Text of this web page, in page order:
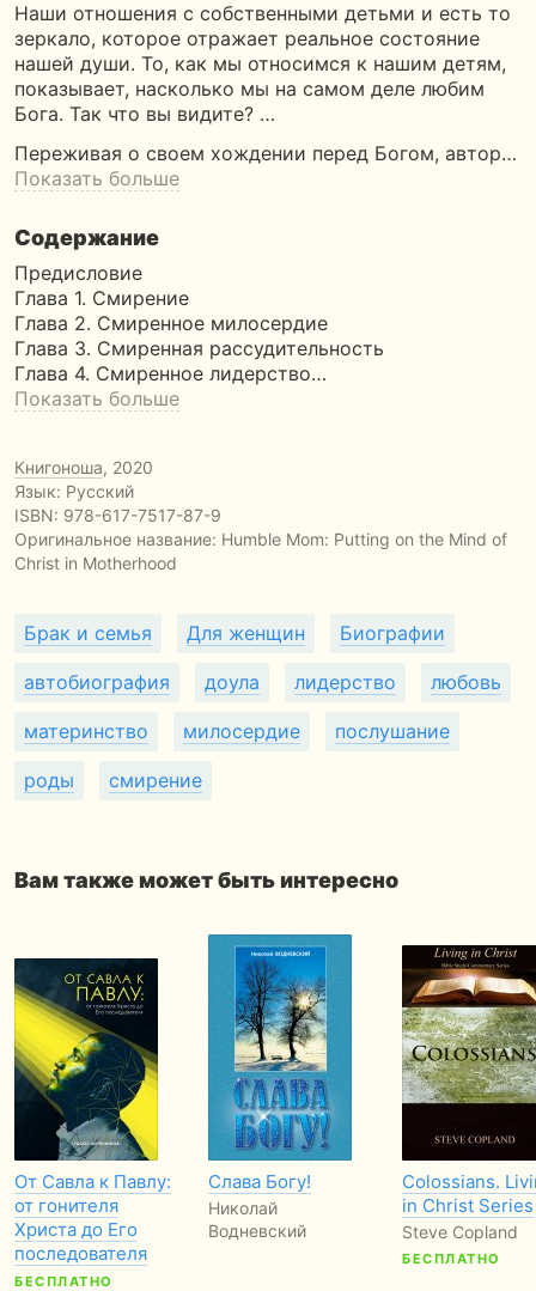
Наши отношения с собственными детьми и есть то
зеркало, которое отражает реальное состояние
нашей души. То, как мы относимся к нашим детям,
показывает, насколько мы на самом деле любим
Бога. Так что вы видите? …
Переживая о своем хождении перед Богом, автор…
Показать больше
Содержание
Предисловие
Глава 1. Смирение
Глава 2. Смиренное милосердие
Глава 3. Смиренная рассудительность
Глава 4. Смиренное лидерство…
Показать больше
Книгоноша, 2020
Язык: Русский
ISBN: 978-617-7517-87-9
Оригинальное название: Humble Mom: Putting on the Mind of
Christ in Motherhood
Брак и семья Для женщин Биографии
автобиография доула лидерство любовь
материнство милосердие послушание
роды смирение
Вам также может быть интересно
От Савла к Павлу:
от гонителя
Христа до Его
последователя
БЕСПЛАТНО
Слава Богу!
Николай
Водневский
Colossians.
in Christ Series
Steve Copland
БЕСПЛАТНО